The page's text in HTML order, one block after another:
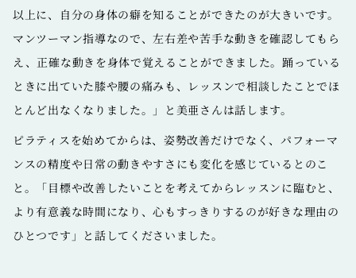
以上に、自分の身体の癖を知ることができたのが大きいです。
マンツーマン指導なので、左右差や苦手な動きを確認してもら
え、正確な動きを身体で覚えることができました。踊っている
ときに出ていた膝や腰の痛みも、レッスンで相談したことでほ
とんど出なくなりました。」と美亜さんは話します。
ピラティスを始めてからは、姿勢改善だけでなく、パフォーマ
ンスの精度や日常の動きやすさにも変化を感じているとのこ
と。「目標や改善したいことを考えてからレッスンに臨むと、
より有意義な時間になり、心もすっきりするのが好きな理由の
ひとつです」と話してくださいました。